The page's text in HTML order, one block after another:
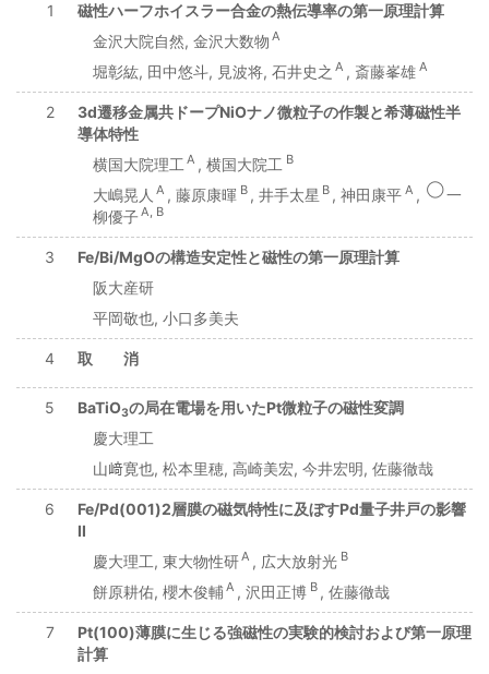
1
磁性ハーフホイスラー合金の熱伝導率の第一原理計算
金沢大院自然, 金沢大数物 A
堀彰紘, 田中悠斗, 見波将, 石井史之 A , 斎藤峯雄 A
2
3d遷移金属共ドープNiOナノ微粒子の作製と希薄磁性半
導体特性
横国大院理工 A , 横国大院工 B
大嶋晃人 A , 藤原康暉 B , 井手太星 B , 神田康平 A , ◯一
柳優子A, B
3
Fe/Bi/MgOの構造安定性と磁性の第一原理計算
阪大産研
平岡敬也, 小口多美夫
4 取 消
5 BaTiO3の局在電場を用いたPt微粒子の磁性変調
慶大理工
山﨑寛也, 松本里穂, 高崎美宏, 今井宏明, 佐藤徹哉
6
Fe/Pd(001)2層膜の磁気特性に及ぼすPd量子井戸の影響
II
慶大理工, 東大物性研A , 広大放射光 B
餅原耕佑, 櫻木俊輔 A , 沢田正博 B , 佐藤徹哉
7
Pt(100)薄膜に生じる強磁性の実験的検討および第一原理
計算